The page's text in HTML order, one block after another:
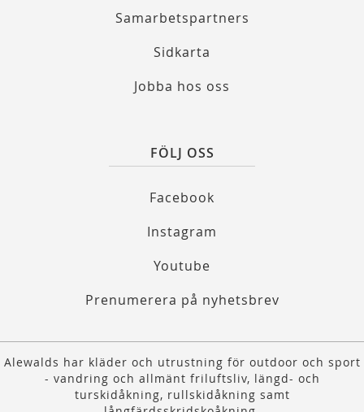
Samarbetspartners
Sidkarta
Jobba hos oss
FÖLJ OSS
Facebook
Instagram
Youtube
Prenumerera på nyhetsbrev
Alewalds har kläder och utrustning för outdoor och sport
- vandring och allmänt friluftsliv, längd- och
turskidåkning, rullskidåkning samt